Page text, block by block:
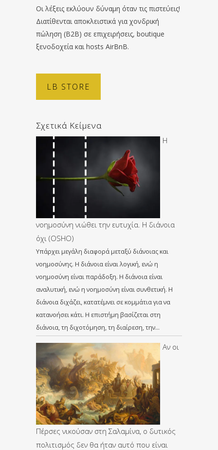
Οι λέξεις εκλύουν δύναμη όταν τις πιστεύεις!
Διατίθενται αποκλειστικά για χονδρική
πώληση (B2B) σε επιχειρήσεις, boutique
ξενοδοχεία και hosts AirBnB.
LB STORE
Σχετικά Κείμενα
Η
νοημοσύνη νιώθει την ευτυχία. Η διάνοια
όχι (OSHO)
Υπάρχει μεγάλη διαφορά μεταξύ διάνοιας και
νοημοσύνης. Η διάνοια είναι λογική, ενώ η
νοημοσύνη είναι παράδοξη. Η διάνοια είναι
αναλυτική, ενώ η νοημοσύνη είναι συνθετική. Η
διάνοια διχάζει, κατατέμνει σε κομμάτια για να
κατανοήσει κάτι. Η επιστήμη βασίζεται στη
διάνοια, τη διχοτόμηση, τη διαίρεση, την…
Αν οι
Πέρσες νικούσαν στη Σαλαμίνα, ο δυτικός
πολιτισμός δεν θα ήταν αυτό που είναι